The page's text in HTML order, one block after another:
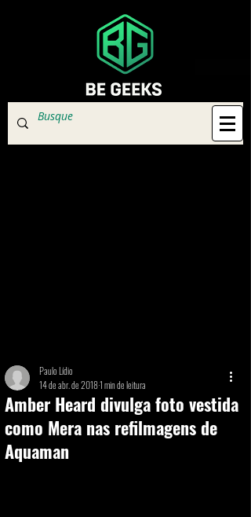
Amber Heard divulga foto vestida
como Mera nas refilmagens de
Aquaman
Paulo Lídio
14 de abr. de 20181 min de leitura